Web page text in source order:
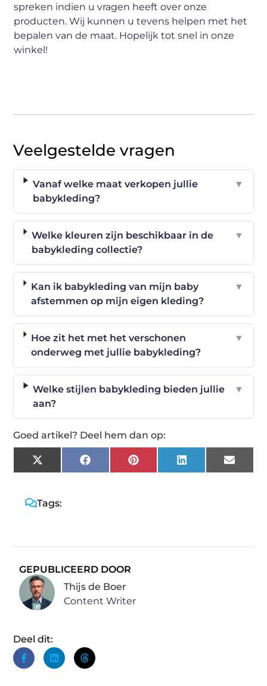
spreken indien u vragen heeft over onze
producten. Wij kunnen u tevens helpen met het
bepalen van de maat. Hopelijk tot snel in onze
winkel!
Veelgestelde vragen
Vanaf welke maat verkopen jullie
babykleding?
▼
Welke kleuren zijn beschikbaar in de
babykleding collectie?
▼
Kan ik babykleding van mijn baby
afstemmen op mijn eigen kleding?
▼
Hoe zit het met het verschonen
onderweg met jullie babykleding?
▼
Welke stijlen babykleding bieden jullie
aan?
▼
Goed artikel? Deel hem dan op:
X
(Twitter)
FacebookPinterestLinkedIn Email
Tags:
GEPUBLICEERD DOOR
Thijs de Boer
Content Writer
Deel dit: